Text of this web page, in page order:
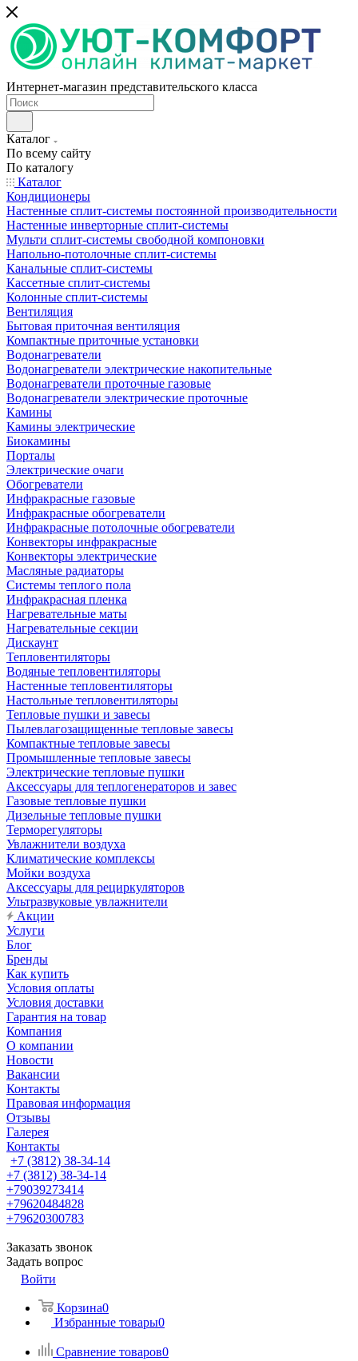
Интернет-магазин представительского класса
Каталог
По всему сайту
По каталогу
Каталог
Кондиционеры
Настенные сплит-системы постоянной производительности
Настенные инверторные сплит-системы
Мульти сплит-системы свободной компоновки
Напольно-потолочные сплит-системы
Канальные сплит-системы
Кассетные сплит-системы
Колонные сплит-системы
Вентиляция
Бытовая приточная вентиляция
Компактные приточные установки
Водонагреватели
Водонагреватели электрические накопительные
Водонагреватели проточные газовые
Водонагреватели электрические проточные
Камины
Камины электрические
Биокамины
Порталы
Электрические очаги
Обогреватели
Инфракрасные газовые
Инфракрасные обогреватели
Инфракрасные потолочные обогреватели
Конвекторы инфракрасные
Конвекторы электрические
Масляные радиаторы
Системы теплого пола
Инфракрасная пленка
Нагревательные маты
Нагревательные секции
Дискаунт
Тепловентиляторы
Водяные тепловентиляторы
Настенные тепловентиляторы
Настольные тепловентиляторы
Тепловые пушки и завесы
Пылевлагозащищенные тепловые завесы
Компактные тепловые завесы
Промышленные тепловые завесы
Электрические тепловые пушки
Аксессуары для теплогенераторов и завес
Газовые тепловые пушки
Дизельные тепловые пушки
Терморегуляторы
Увлажнители воздуха
Климатические комплексы
Мойки воздуха
Аксессуары для рециркуляторов
Ультразвуковые увлажнители
Акции
Услуги
Блог
Бренды
Как купить
Условия оплаты
Условия доставки
Гарантия на товар
Компания
О компании
Новости
Вакансии
Контакты
Правовая информация
Отзывы
Галерея
Контакты
+7 (3812) 38-34-14
+7 (3812) 38-34-14
+79039273414
+79620484828
+79620300783
Заказать звонок
Задать вопрос
Войти
Корзина0
Избранные товары0
Сравнение товаров0